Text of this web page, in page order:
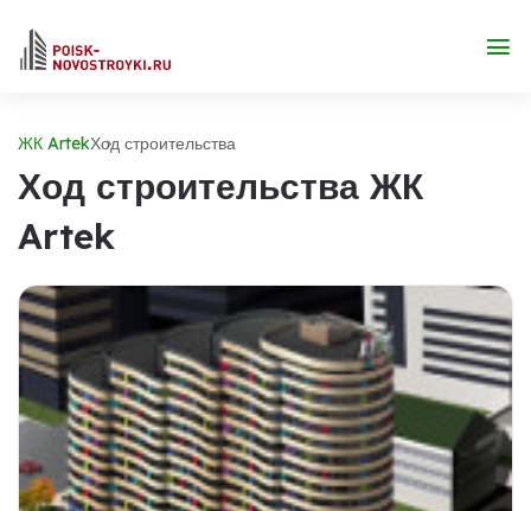
ЖК ArtekХод строительства
Ход строительства ЖК
Artek